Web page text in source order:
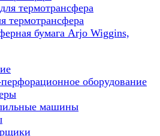
термотрансфера
термотрансфера
бумага Arjo Wiggins,
оборудование
машины